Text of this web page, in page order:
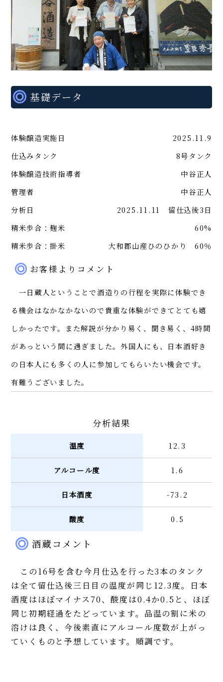
基礎データ
体験醸造実施日
2025.11.9
仕込みタンク
8号タンク
体験醸造技術指導者
中谷正人
管理者
中谷正人
分析日
2025.11.11 留仕込後3日
精米歩合：麹米
60%
精米歩合：掛米
大和郡山産ひのひかり 60％
お客様よりコメント
一日蔵人ということで酒造りの行程を実際に体験でき
る機会はなかなかないので貴重な体験ができてとても嬉
しかったです。また解説が分かり易く、聞き易く、4時間
があっという間に過ぎました。外国人にも、日本酒好き
の日本人にも多くの人に参加してもらいたい機会です。
有難うございました。
分析結果
温度 12.3
アルコール度 1.6
日本酒度 -73.2
酸度 0.5
酒蔵コメント
この16号を含む今月仕込を行った3本のタンク
は全て留仕込後三日目の温度が同じ12.3度。日本
酒度はほぼマイナス70、酸度は0.4か0.5と、ほぼ
同じ初期経過をたどっています。品温の割に米の
溶けは良く、今後素直にアルコール度数が上がっ
ていくものと予想しています。順調です。